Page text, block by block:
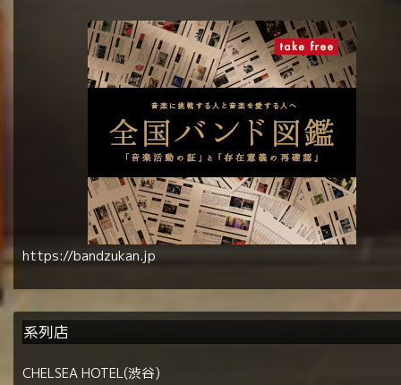
https://bandzukan.jp
系列店
CHELSEA HOTEL(渋谷)